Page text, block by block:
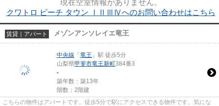
現在空室情報がありません。
クワトロ ピーチ タウン ⅠⅡⅢⅣへのお問い合わせはこちら
賃貸｜アパート メゾンアンソレイエ竜王
中央線 「 竜王 」駅 徒歩5分
山梨県甲斐市竜王新町384番3
-
築年数：築13年
階数：2階建
こちらの物件はアパートです。徒歩5分で駅にアクセスできる物件です。気にな